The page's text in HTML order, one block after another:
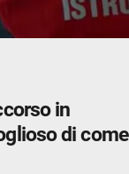
in
di come